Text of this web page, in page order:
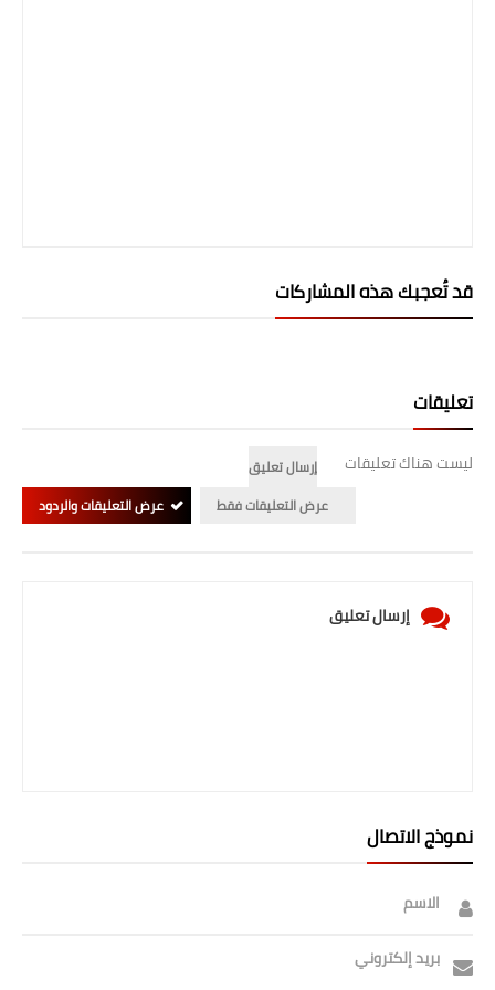
صحة وطب
قد تُعجبك هذه المشاركات
تعليقات
ليست هناك تعليقات
إرسال تعليق
عرض التعليقات فقط
عرض التعليقات والردود
إرسال تعليق
نموذج الاتصال
الاسم
بريد إلكتروني